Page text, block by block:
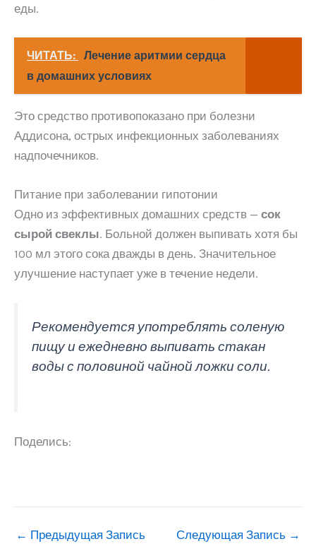
еды.
ЧИТАТЬ:
Лечение аритмии сердца
в домашних условиях
Это средство противопоказано при болезни
Аддисона, острых инфекционных заболеваниях
надпочечников.
Питание при заболевании гипотонии
Одно из эффективных домашних средств — сок
сырой свеклы. Больной должен выпивать хотя бы
100 мл этого сока дважды в день. Значительное
улучшение наступает уже в течение недели.
Рекомендуется употреблять соленую
пищу и ежедневно выпивать стакан
воды с половиной чайной ложки соли.
Поделись:
← Предыдущая Запись Следующая Запись →